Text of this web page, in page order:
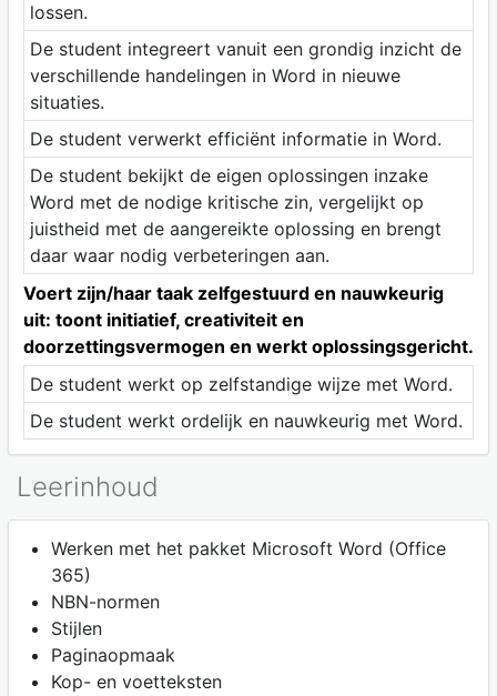
lossen.
De student integreert vanuit een grondig inzicht de
verschillende handelingen in Word in nieuwe
situaties.
De student verwerkt efficiënt informatie in Word.
De student bekijkt de eigen oplossingen inzake
Word met de nodige kritische zin, vergelijkt op
juistheid met de aangereikte oplossing en brengt
daar waar nodig verbeteringen aan.
Voert zijn/haar taak zelfgestuurd en nauwkeurig
uit: toont initiatief, creativiteit en
doorzettingsvermogen en werkt oplossingsgericht.
De student werkt op zelfstandige wijze met Word.
De student werkt ordelijk en nauwkeurig met Word.
Leerinhoud
Werken met het pakket Microsoft Word (Office
365)
NBN-normen
Stijlen
Paginaopmaak
Kop- en voetteksten